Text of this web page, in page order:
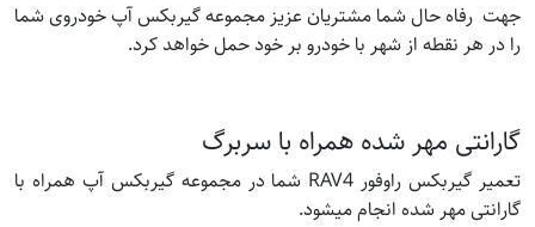
جهت رفاه حال شما مشتریان عزیز مجموعه گیربکس آپ خودروی شما
را در هر نقطه از شهر با خودرو بر خود حمل خواهد کرد.
گارانتی مهر شده همراه با سربرگ
تعمیر گیربکس راوفور RAV4 شما در مجموعه گیربکس آپ همراه با
گارانتی مهر شده انجام میشود.